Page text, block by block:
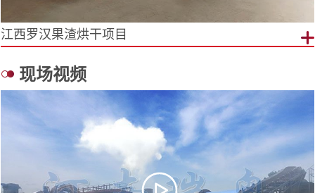
江西罗汉果渣烘干项目
现场视频